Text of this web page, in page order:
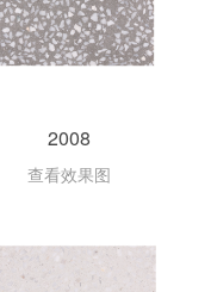
2008
查看效果图